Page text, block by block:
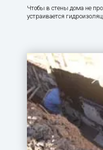
Чтобы в стены дома не
устраивается